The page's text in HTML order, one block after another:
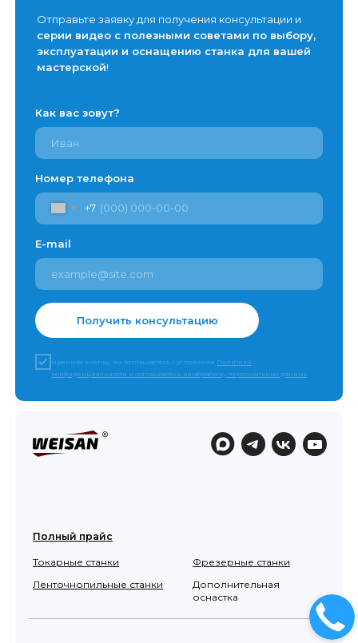
Как вас зовут?
Номер телефона
+7
E-mail
Нажимая кнопку, вы соглашаетесь с условиями Политики
конфиденциальности и соглашаетесь на обработку персональных данных
Получить консультацию
Отправьте заявку для получения консультации и
серии видео с полезными советами по выбору,
эксплуатации и оснащению станка для вашей
мастерской!
Полный прайс
Токарные станки
Фрезерные станки
Ленточнопильные станки
Дополнительная
оснастка